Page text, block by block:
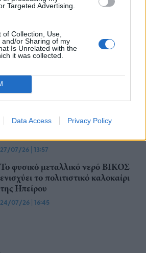
Targeted Advertising.
Collection, Use,
and/or Sharing of my
Is Unrelated with the
it was collected.
Data Access Privacy Policy
2026 οι κρατήσεις Early Bird για
συμμετοχή στην EUROVINO
2027
Το ReGeneration παρουσιάζει το
πρώτο ReGen Career Fair
powered by The Hellenic
Initiative, στις 26 Οκτωβρίου
27/07/26 | 13:57
Το φυσικό μεταλλικό νερό ΒΙΚΟΣ
ενισχύει το πολιτιστικό καλοκαίρι
της Ηπείρου
24/07/26 | 16:45